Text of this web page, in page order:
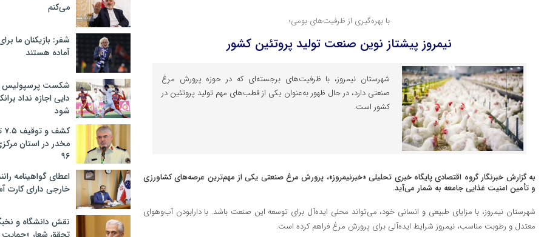
با بهره‌گیری از ظرفیت‌های بومی؛
نیمروز پیشتاز نوین صنعت تولید پروتئین کشور
شهرستان نیمروز، با ظرفیت‌های برجسته‌ای که در حوزه پرورش مرغ
صنعتی دارد، در حال ظهور به‌عنوان یکی از قطب‌های مهم تولید پروتئین در
کشور است.
به گزارش خبرنگار گروه اقتصادی پایگاه خبری تحلیلی «خبرنیمروز»، پرورش مرغ صنعتی یکی از مهم‌ترین عرصه‌های کشاورزی
و تأمین امنیت غذایی جامعه به شمار می‌آید.
شهرستان نیمروز، با مزایای طبیعی و انسانی خود، می‌تواند محلی ایده‌آل برای توسعه این صنعت باشد. با دارابودن آب‌وهوای
معتدل و رطوبت مناسب، نیمروز شرایط ایده‌آلی برای پرورش مرغ فراهم کرده است.
می‌کنم
شفر: بازیکنان ما
آماده هستند
شکست پرسپولیس
دایی اجازه نداد
شود
مخدر در استان
۹۶
اعطای گواهینامه
خارجی دارای کارت
نقش دانشگاه و